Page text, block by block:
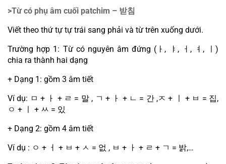
>Từ có phụ âm cuối patchim – 받침
Viết theo thứ tự tự trái sang phải và từ trên xuống dưới.
Trường hợp 1: Từ có nguyên âm đứng ( ㅏ , ㅑ , ㅓ , ㅕ , ㅣ)
chia ra thành hai dạng
+ Dạng 1: gồm 3 âm tiết
Ví dụ: ㅁ + ㅏ + ㄹ = 말 , ㄱ + ㅏ + ㄴ = 간 ,ㅈ + ㅣ + ㅂ = 집
ㅇ + ㅣ + ㅆ = 있
+ Dạng 2: gồm 4 âm tiết
Ví dụ : ㅇ + ㅓ + ㅂ + ㅅ = 없 , ㅂ + ㅏ + ㄹ + ㄱ = 밝,…